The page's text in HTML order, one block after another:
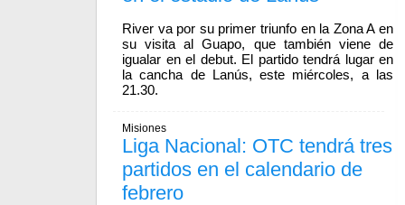
River va por su primer triunfo en la Zona A en
su visita al Guapo, que también viene de
igualar en el debut. El partido tendrá lugar en
la cancha de Lanús, este miércoles, a las
21.30.
Misiones
Liga Nacional: OTC tendrá tres
partidos en el calendario de
febrero